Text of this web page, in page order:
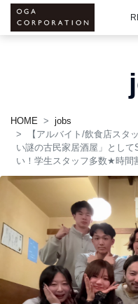
HOME
jobs
【アルバイト/飲食店スタ
い謎の古民家居酒屋」とし
い！学生スタッフ多数★時間